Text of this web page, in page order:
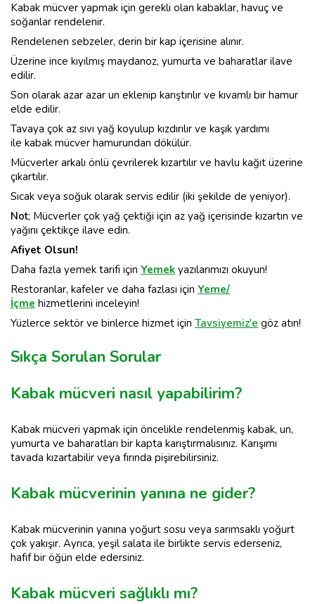
Kabak mücver yapmak için gerekli olan kabaklar, havuç ve
soğanlar rendelenir.
Rendelenen sebzeler, derin bir kap içerisine alınır.
Üzerine ince kıyılmış maydanoz, yumurta ve baharatlar ilave
edilir.
Son olarak azar azar un eklenip karıştırılır ve kıvamlı bir hamur
elde edilir.
Tavaya çok az sıvı yağ koyulup kızdırılır ve kaşık yardımı
ile kabak mücver hamurundan dökülür.
Mücverler arkalı önlü çevrilerek kızartılır ve havlu kağıt üzerine
çıkartılır.
Sıcak veya soğuk olarak servis edilir (iki şekilde de yeniyor).
Not; Mücverler çok yağ çektiği için az yağ içerisinde kızartın ve
yağını çektikçe ilave edin.
Afiyet Olsun!
Daha fazla yemek tarifi için Yemek yazılarımızı okuyun!
Restoranlar, kafeler ve daha fazlası için Yeme/
İçme hizmetlerini inceleyin!
Yüzlerce sektör ve binlerce hizmet için Tavsiyemiz'e göz atın!
Sıkça Sorulan Sorular
Kabak mücveri nasıl yapabilirim?
Kabak mücveri yapmak için öncelikle rendelenmiş kabak, un,
yumurta ve baharatları bir kapta karıştırmalısınız. Karışımı
tavada kızartabilir veya fırında pişirebilirsiniz.
Kabak mücverinin yanına ne gider?
Kabak mücverinin yanına yoğurt sosu veya sarımsaklı yoğurt
çok yakışır. Ayrıca, yeşil salata ile birlikte servis ederseniz,
hafif bir öğün elde edersiniz.
Kabak mücveri sağlıklı mı?